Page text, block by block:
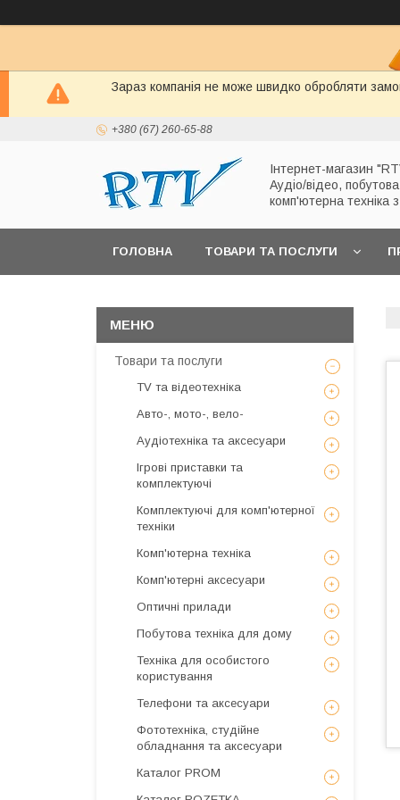
Зараз компанія не може швидко обробляти
+380 (67) 260-65-88
Інтернет-магазин
Аудіо/відео,
комп'ютерна техніка
ГОЛОВНА ТОВАРИ ТА ПОСЛУГИ
Товари та послуги
TV та відеотехніка
Авто-, мото-, вело-
Аудіотехніка та аксесуари
Ігрові приставки та
комплектуючі
Комплектуючі для комп'ютерної
техніки
Комп'ютерна техніка
Комп'ютерні аксесуари
Оптичні прилади
Побутова техніка для дому
Техніка для особистого
користування
Телефони та аксесуари
Фототехніка, студійне
обладнання та аксесуари
Каталог PROM